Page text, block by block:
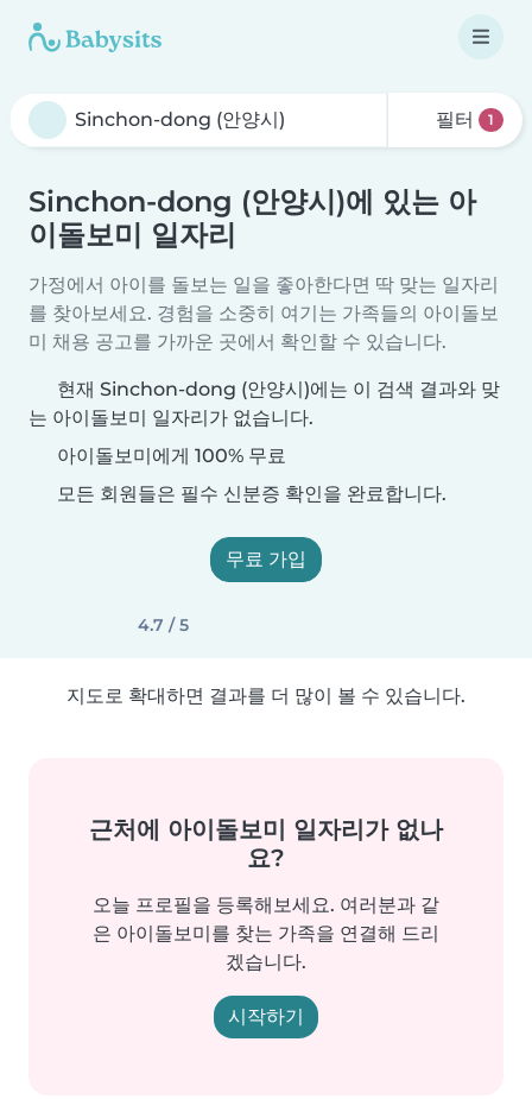
필터 1
Sinchon-dong (안양시)에 있는 아
이돌보미 일자리
가정에서 아이를 돌보는 일을 좋아한다면 딱 맞는 일자리
를 찾아보세요. 경험을 소중히 여기는 가족들의 아이돌보
미 채용 공고를 가까운 곳에서 확인할 수 있습니다.
현재 Sinchon-dong (안양시)에는 이 검색 결과와 맞
는 아이돌보미 일자리가 없습니다.
아이돌보미에게 100% 무료
모든 회원들은 필수 신분증 확인을 완료합니다.
무료 가입
4.7 / 5
지도로 확대하면 결과를 더 많이 볼 수 있습니다.
근처에 아이돌보미 일자리가 없나
요?
오늘 프로필을 등록해보세요. 여러분과 같
은 아이돌보미를 찾는 가족을 연결해 드리
겠습니다.
시작하기